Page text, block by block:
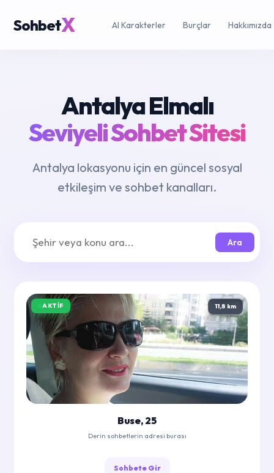
SohbetX AI Karakterler Burçlar Hakkımızda
Antalya Elmalı
Seviyeli Sohbet Sitesi
Antalya lokasyonu için en güncel sosyal
etkileşim ve sohbet kanalları.
Ara
AKTIF 11,8 km
Buse, 25
Derin sohbetlerin adresi burası
Sohbete Gir